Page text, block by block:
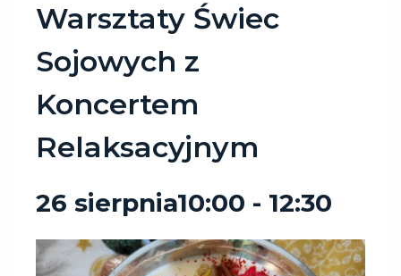
Warsztaty Świec
Sojowych z
Koncertem
Relaksacyjnym
26 sierpnia10:00 - 12:30